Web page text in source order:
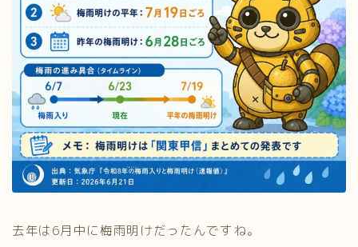
去年は6月中に梅雨明けだったんですね。